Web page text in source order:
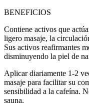
BENEFICIOS
Contiene activos que
ligero masaje, la
Sus activos reafirmantes
disminuyendo la piel de
Aplicar diariamente 1-2
masaje para facilitar su
sensibilidad a la cafeína.
sauna.